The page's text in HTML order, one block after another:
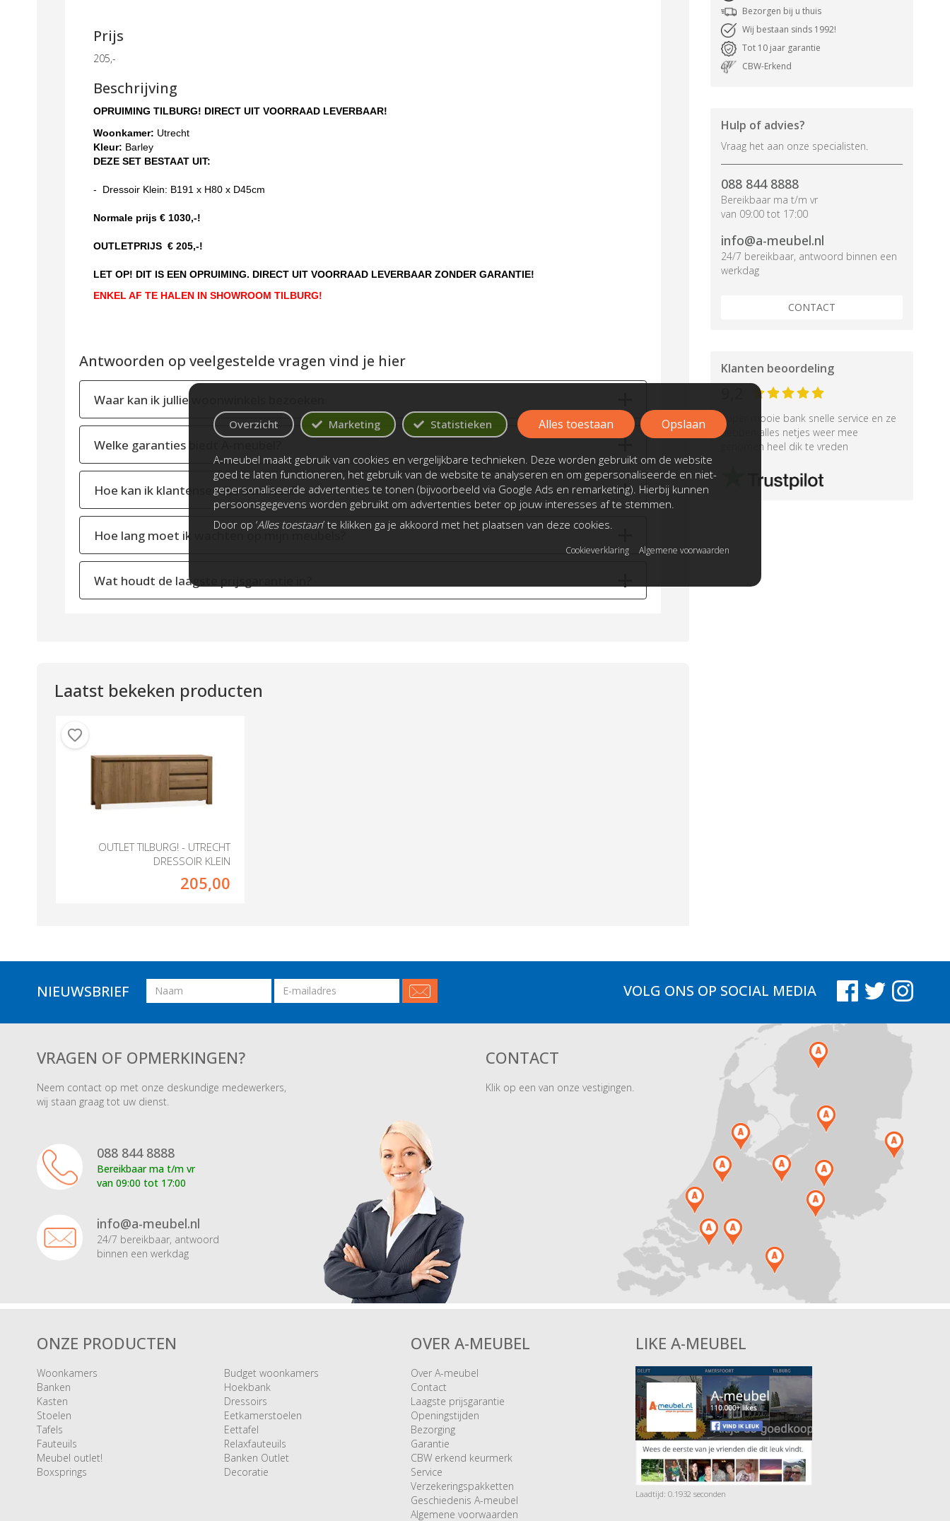
Prijs
205,-
Beschrijving
OPRUIMING TILBURG! DIRECT UIT VOORRAAD LEVERBAAR!
Woonkamer: Utrecht
Kleur: Barley
DEZE SET BESTAAT UIT:
- Dressoir Klein: B191 x H80 x D45cm
Normale prijs € 1030,-!
OUTLETPRIJS € 205,-!
LET OP! DIT IS EEN OPRUIMING. DIRECT UIT VOORRAAD LEVERBAAR ZONDER GARANTIE!
ENKEL AF TE HALEN IN SHOWROOM TILBURG!
Antwoorden op veelgestelde vragen vind je hier
Waar kan ik jullie woonwinkels bezoeken
Welke garanties biedt A-meubel?
Hoe kan ik klantenservice bereiken?
Hoe lang moet ik wachten op mijn meubels?
Wat houdt de laagste prijsgarantie in?
Laatst bekeken producten
OUTLET TILBURG! - UTRECHT
DRESSOIR KLEIN
205,00
Bezorgen bij u thuis
Wij bestaan sinds 1992!
Tot 10 jaar garantie
CBW-Erkend
Hulp of advies?
Vraag het aan onze specialisten.
088 844 8888
Bereikbaar ma t/m vr
van 09:00 tot 17:00
info@a-meubel.nl
24/7 bereikbaar, antwoord binnen een
werkdag
CONTACT
Klanten beoordeling
Super mooie bank snelle service en ze
hebben alles netjes weer mee
genomen heel dik te vreden
NIEUWSBRIEF Naam
Email
adres
VOLG ONS OP SOCIAL MEDIA
VRAGEN OF OPMERKINGEN?
Neem contact op met onze deskundige medewerkers,
wij staan graag tot uw dienst.
088 844 8888
Bereikbaar ma t/m vr
van 09:00 tot 17:00
info@a-meubel.nl
24/7 bereikbaar, antwoord
binnen een werkdag
CONTACT
Klik op een van onze vestigingen.
ONZE PRODUCTEN
Woonkamers
Banken
Kasten
Stoelen
Tafels
Fauteuils
Meubel outlet!
Boxsprings
Budget woonkamers
Hoekbank
Dressoirs
Eetkamerstoelen
Eettafel
Relaxfauteuils
Banken Outlet
Decoratie
OVER A-MEUBEL
Over A-meubel
Contact
Laagste prijsgarantie
Openingstijden
Bezorging
Garantie
CBW erkend keurmerk
Service
Verzekeringspakketten
Geschiedenis A-meubel
Algemene voorwaarden
LIKE A-MEUBEL
Laadtijd: 0.1932 seconden
Overzicht Marketing Statistieken
A-meubel maakt gebruik van cookies en vergelijkbare technieken. Deze worden gebruikt om de website
goed te laten functioneren, het gebruik van de website te analyseren en om gepersonaliseerde en niet-
gepersonaliseerde advertenties te tonen (bijvoorbeeld via Google Ads en remarketing). Hierbij kunnen
persoonsgegevens worden gebruikt om advertenties beter op jouw interesses af te stemmen.
Door op ‘Alles toestaan’ te klikken ga je akkoord met het plaatsen van deze cookies.
Alles toestaan Opslaan
Cookieverklaring Algemene voorwaarden